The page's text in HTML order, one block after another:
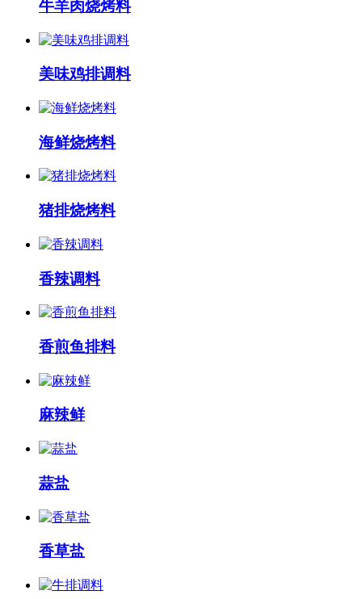
牛羊肉烧烤料
美味鸡排调料
海鲜烧烤料
猪排烧烤料
香辣调料
香煎鱼排料
麻辣鲜
蒜盐
香草盐